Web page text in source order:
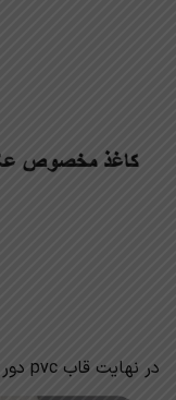
در نهایت قاب pvc دور شاسی گرفته میشود